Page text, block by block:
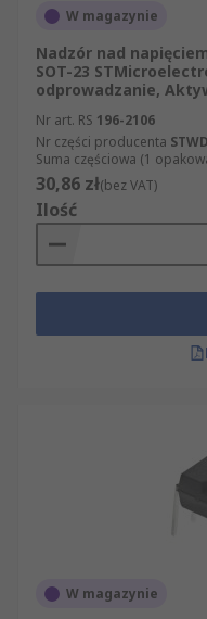
W magazynie
Nadzór nad
SOT-23
odprowadzanie,
Nr art. RS 196-2106
Nr części producenta
Suma częściowa (1
30,86 zł(bez VAT)
Ilość
W magazynie